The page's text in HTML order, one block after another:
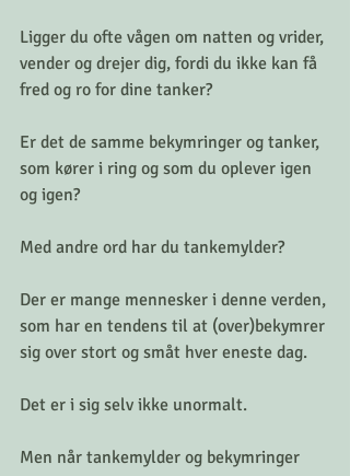
Ligger du ofte vågen om natten og vrider,
vender og drejer dig, fordi du ikke kan få
fred og ro for dine tanker?
Er det de samme bekymringer og tanker,
som kører i ring og som du oplever igen
og igen?
Med andre ord har du tankemylder?
Der er mange mennesker i denne verden,
som har en tendens til at (over)bekymrer
sig over stort og småt hver eneste dag.
Det er i sig selv ikke unormalt.
Men når tankemylder og bekymringer